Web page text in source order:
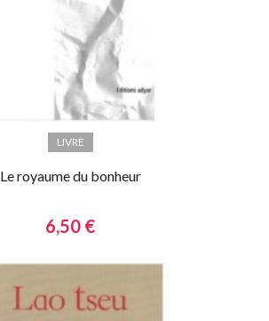
LIVRE
Le royaume du bonheur
6,50 €